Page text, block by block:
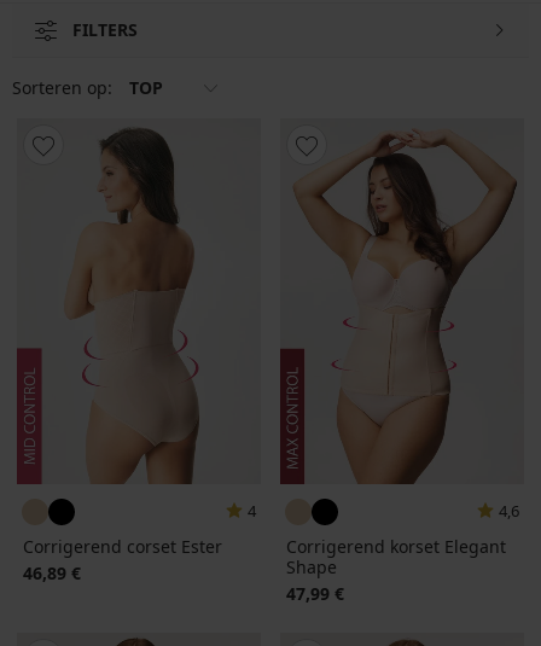
kousenbanden, maar ook corrigerende modellen die de taille
zandlopervorm.
FILTERS
Sorteren op: TOP
4
Corrigerend corset Ester
46,89 €
4,6
Corrigerend korset Elegant
Shape
47,99 €